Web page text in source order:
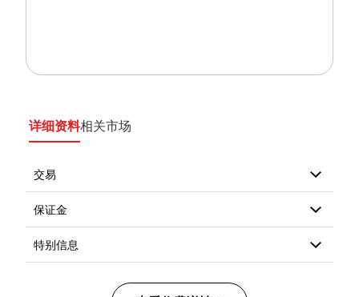
详细资料相关市场